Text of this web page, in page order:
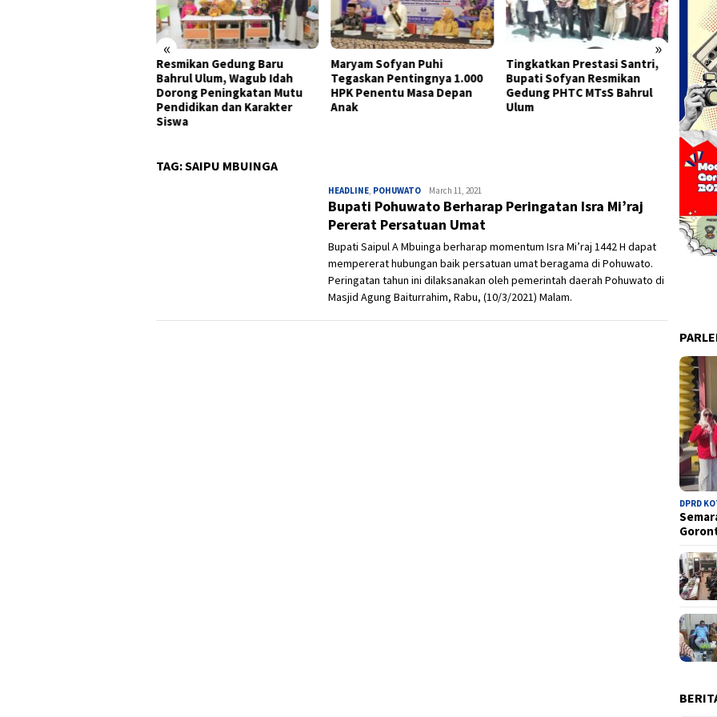
« »
Resmikan Gedung Baru
Bahrul Ulum, Wagub Idah
Dorong Peningkatan Mutu
Pendidikan dan Karakter
Siswa
Maryam Sofyan Puhi
Tegaskan Pentingnya 1.000
HPK Penentu Masa Depan
Anak
Tingkatkan Prestasi Santri,
Bupati Sofyan Resmikan
Gedung PHTC MTsS Bahrul
Ulum
Kota
dan
TAG:SAIPU MBUINGA
HEADLINE POHUWATO Ivan
March 11, 2021
Bupati Pohuwato Berharap Peringatan Isra Mi’raj
Pererat Persatuan Umat
Bupati Saipul A Mbuinga berharap momentum Isra Mi’raj 1442 H dapat
mempererat hubungan baik persatuan umat beragama di Pohuwato.
Peringatan tahun ini dilaksanakan oleh pemerintah daerah Pohuwato di
Masjid Agung Baiturrahim, Rabu, (10/3/2021) Malam.
DPRD